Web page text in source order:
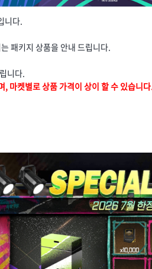
니다.
패키지 상품을 안내 드립니다.
니다.
, 마켓별로 상품 가격이 상이 할 수 있습니